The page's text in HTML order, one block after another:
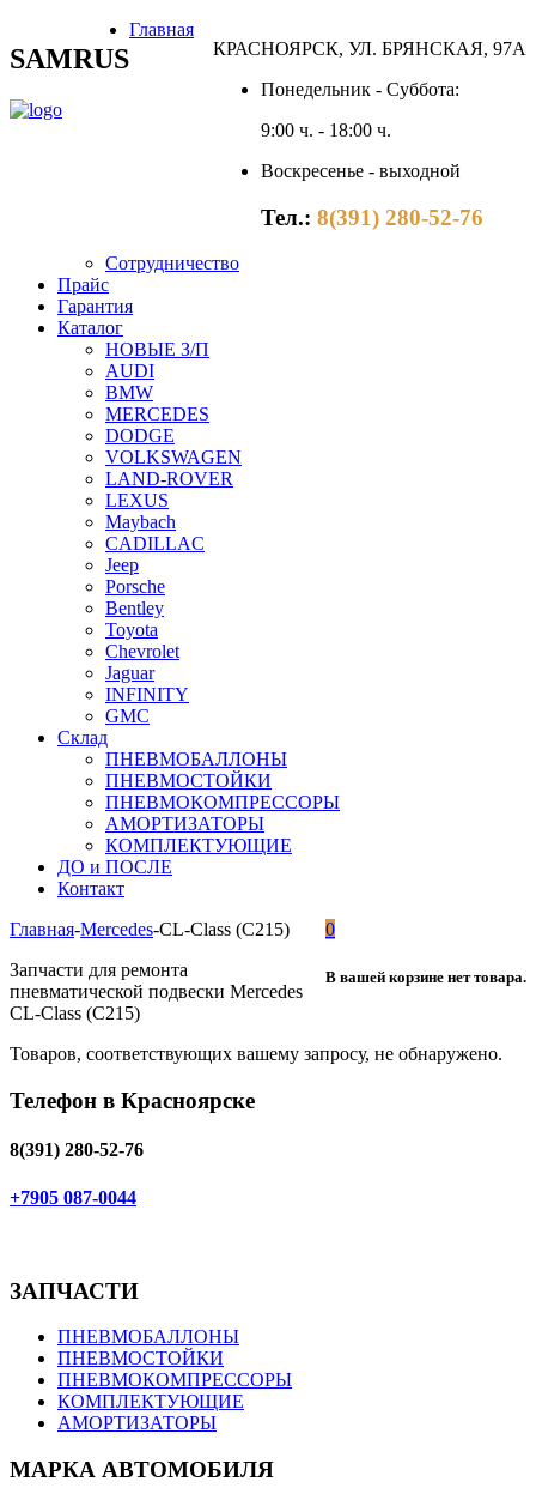
SAMRUS
КРАСНОЯРСК, УЛ. БРЯНСКАЯ, 97А
Понедельник - Суббота:
9:00 ч. - 18:00 ч.
Воскресенье - выходной
Тел.: 8(391) 280-52-76
Главная
Сотрудничество
Прайс
Гарантия
Каталог
НОВЫЕ З/П
AUDI
BMW
MERCEDES
DODGE
VOLKSWAGEN
LAND-ROVER
LEXUS
Maybach
CADILLAC
Jeep
Porsche
Bentley
Toyota
Chevrolet
Jaguar
INFINITY
GMC
Склад
ПНЕВМОБАЛЛОНЫ
ПНЕВМОСТОЙКИ
ПНЕВМОКОМПРЕССОРЫ
АМОРТИЗАТОРЫ
КОМПЛЕКТУЮЩИЕ
ДО и ПОСЛЕ
Контакт
0
В вашей корзине нет товара.
Главная-Mercedes-CL-Class (C215)
Запчасти для ремонта
пневматической подвески Mercedes
CL-Class (C215)
Товаров, соответствующих вашему запросу, не обнаружено.
Телефон в Красноярске
8(391) 280-52-76
+7905 087-0044
ЗАПЧАСТИ
ПНЕВМОБАЛЛОНЫ
ПНЕВМОСТОЙКИ
ПНЕВМОКОМПРЕССОРЫ
КОМПЛЕКТУЮЩИЕ
АМОРТИЗАТОРЫ
МАРКА АВТОМОБИЛЯ